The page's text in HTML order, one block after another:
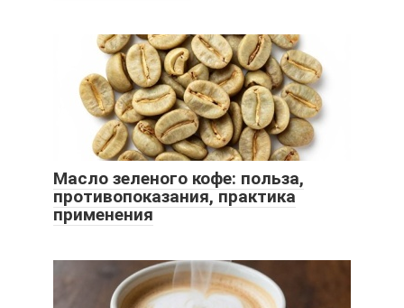
Масло зеленого кофе: польза,
противопоказания, практика
применения